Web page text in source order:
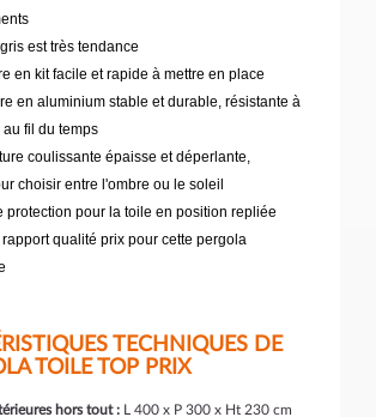
est très tendance
en kit facile et rapide à mettre en place
en aluminium stable et durable, résistante à
au fil du temps
coulissante épaisse et déperlante,
choisir entre l'ombre ou le soleil
protection pour la toile en position repliée
qualité prix pour cette pergola
TECHNIQUES DE
TOILE TOP PRIX
hors tout : L 400 x P 300 x Ht 230 cm